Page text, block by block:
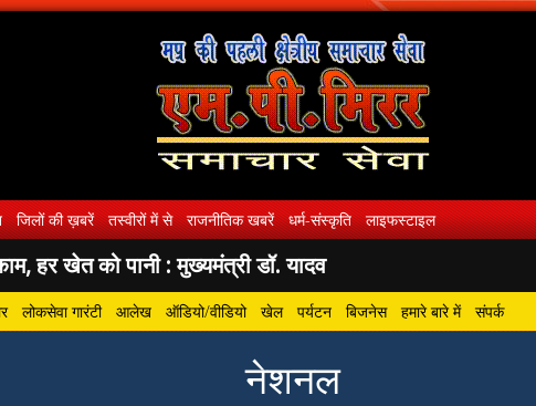
जिलों की ख़बरें तस्वीरों में से राजनीतिक खबरें धर्म-संस्कृति लाइफस्टाइल
हर खेत को पानी : मुख्यमंत्री डॉ. यादव
लोकसेवा गारंटी आलेख ऑडियो/वीडियो खेल पर्यटन बिजनेस हमारे बारे में संपर्क
नेशनल